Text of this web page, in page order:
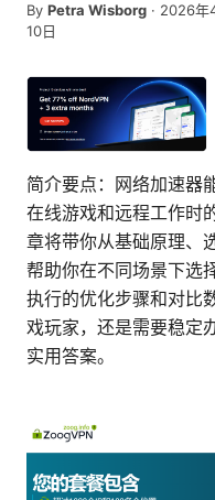
By Petra Wisborg · 2026年
10日
简介要点：网络加速器
在线游戏和远程工作时
章将带你从基础原理、
帮助你在不同场景下选
执行的优化步骤和对比
戏玩家，还是需要稳定
实用答案。